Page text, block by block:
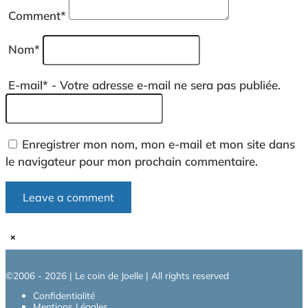
Comment*
Nom*
E-mail* - Votre adresse e-mail ne sera pas publiée.
Enregistrer mon nom, mon e-mail et mon site dans
le navigateur pour mon prochain commentaire.
×
©2006 - 2026 | Le coin de Joelle | All rights reserved
Confidentialité